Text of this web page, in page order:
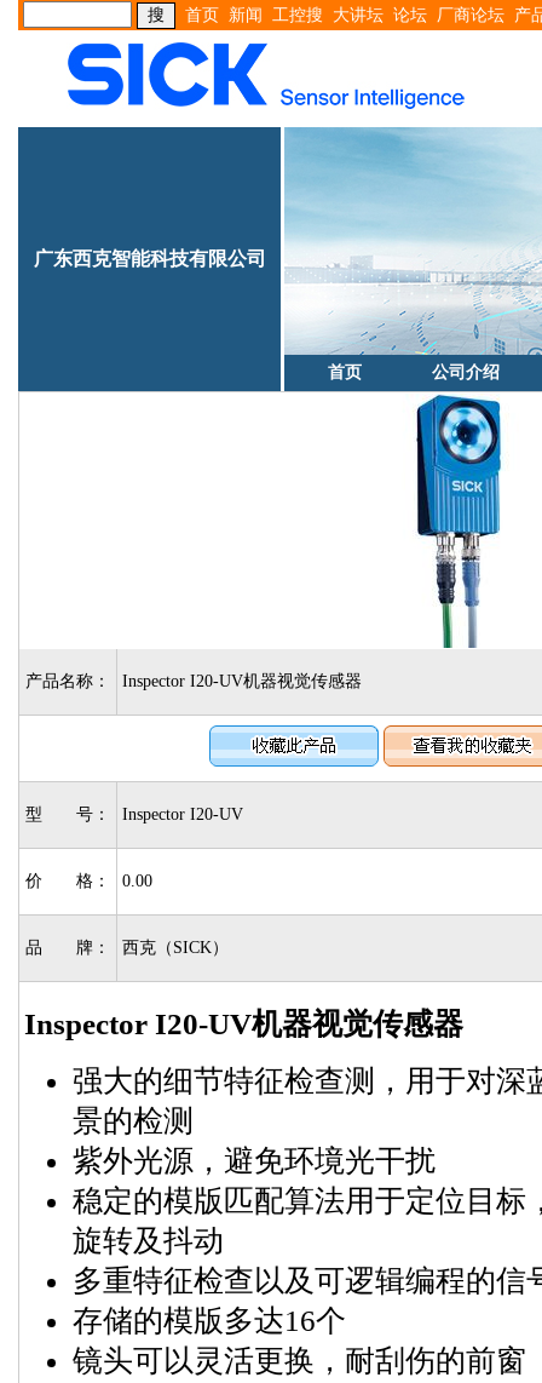
首页 新闻 工控搜 大讲坛 论坛 厂商论坛 产
广东西克智能科技有限公司
首页 公司介绍
产品名称： Inspector I20-UV机器视觉传感器
型 号： Inspector I20-UV
价 格： 0.00
品 牌： 西克（SICK）
Inspector I20-UV机器视觉传感器
强大的细节特征检查测，用于对深
景的检测
紫外光源，避免环境光干扰
稳定的模版匹配算法用于定位目标
旋转及抖动
多重特征检查以及可逻辑编程的信
存储的模版多达16个
镜头可以灵活更换，耐刮伤的前窗